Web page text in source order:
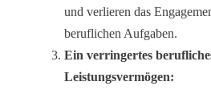
und verlieren das
beruflichen Aufgaben.
Ein verringertes
Leistungsvermögen: